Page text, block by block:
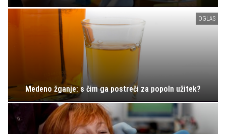
OGLAS
Medeno žganje: s čim ga postreči za popoln užitek?